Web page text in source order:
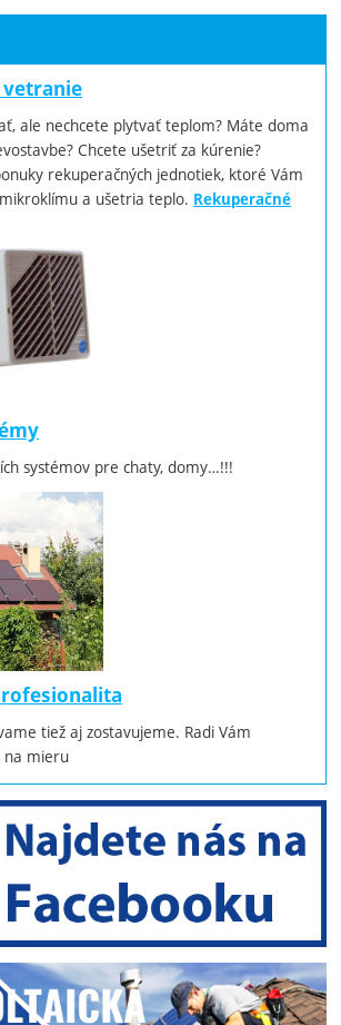
vetranie
ale nechcete plytvať teplom? Máte doma
Chcete ušetriť za kúrenie?
rekuperačných jednotiek, ktoré Vám
a ušetria teplo. Rekuperačné
systémov pre chaty, domy…!!!
tiež aj zostavujeme. Radi Vám
na mieru